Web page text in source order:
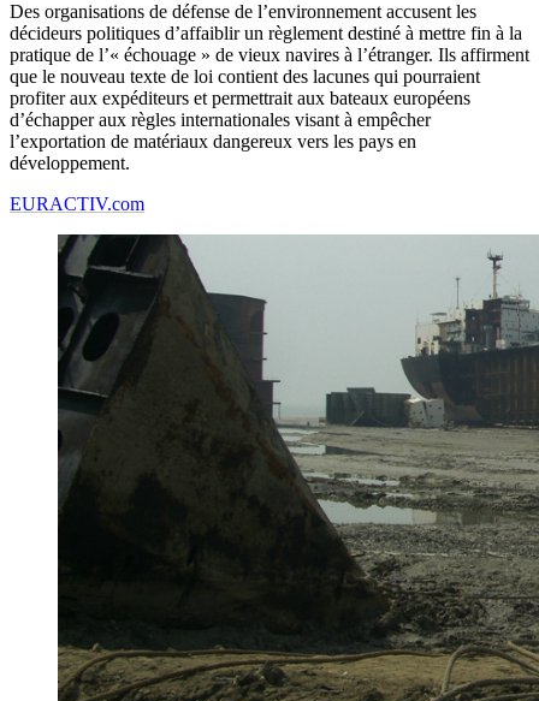
Des organisations de défense de l’environnement accusent les
décideurs politiques d’affaiblir un règlement destiné à mettre fin à la
pratique de l’« échouage » de vieux navires à l’étranger. Ils affirment
que le nouveau texte de loi contient des lacunes qui pourraient
profiter aux expéditeurs et permettrait aux bateaux européens
d’échapper aux règles internationales visant à empêcher
l’exportation de matériaux dangereux vers les pays en
développement.
EURACTIV.com